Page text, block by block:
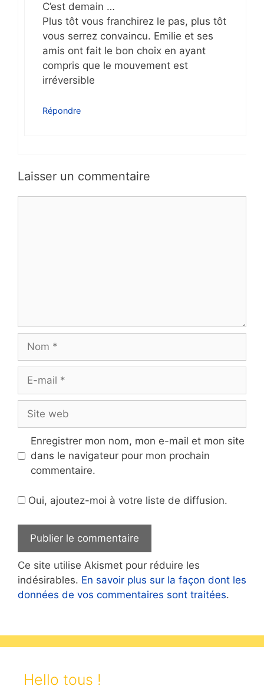
C’est demain …
Plus tôt vous franchirez le pas, plus tôt
vous serrez convaincu. Emilie et ses
amis ont fait le bon choix en ayant
compris que le mouvement est
irréversible
Répondre
Laisser un commentaire
Nom
Site
web
Enregistrer mon nom, mon e-mail et mon site
dans le navigateur pour mon prochain
commentaire.
Oui, ajoutez-moi à votre liste de diffusion.
Ce site utilise Akismet pour réduire les
indésirables. En savoir plus sur la façon dont les
données de vos commentaires sont traitées.
Hello tous !